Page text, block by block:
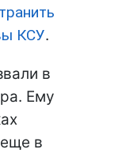
КСУ.
в
Ему
в